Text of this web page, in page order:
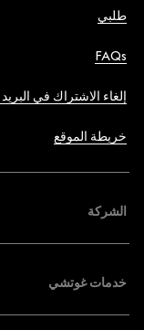
طلبي
FAQs
إلغاء الاشتراك في
خريطة الموقع
الشركة
خدمات غوتشي